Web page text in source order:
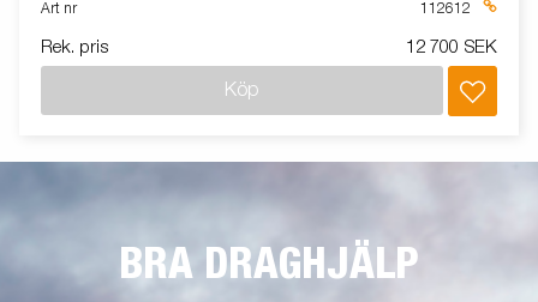
Art nr 112612
Rek. pris 12 700 SEK
Köp
BRA DRAGHJÄLP